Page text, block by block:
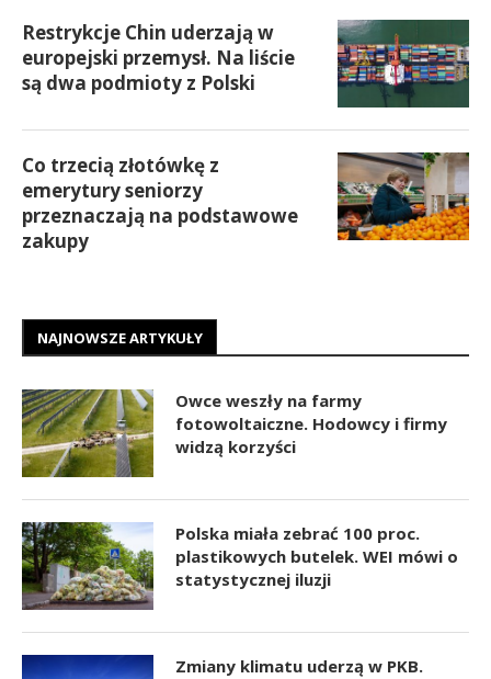
Restrykcje Chin uderzają w
europejski przemysł. Na liście
są dwa podmioty z Polski
Co trzecią złotówkę z
emerytury seniorzy
przeznaczają na podstawowe
zakupy
NAJNOWSZE ARTYKUŁY
Owce weszły na farmy
fotowoltaiczne. Hodowcy i firmy
widzą korzyści
Polska miała zebrać 100 proc.
plastikowych butelek. WEI mówi o
statystycznej iluzji
Zmiany klimatu uderzą w PKB.